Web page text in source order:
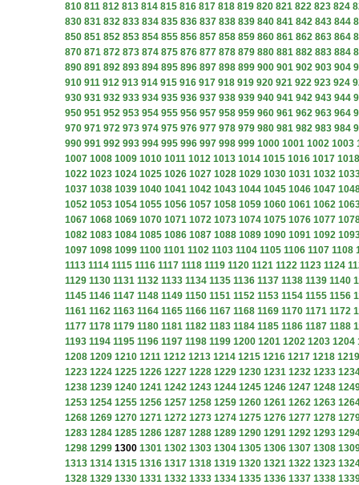
810 811 812 813 814 815 816 817 818 819 820 821 822 823 824
830 831 832 833 834 835 836 837 838 839 840 841 842 843 844
850 851 852 853 854 855 856 857 858 859 860 861 862 863 864
870 871 872 873 874 875 876 877 878 879 880 881 882 883 884
890 891 892 893 894 895 896 897 898 899 900 901 902 903 904
910 911 912 913 914 915 916 917 918 919 920 921 922 923 924
930 931 932 933 934 935 936 937 938 939 940 941 942 943 944
950 951 952 953 954 955 956 957 958 959 960 961 962 963 964
970 971 972 973 974 975 976 977 978 979 980 981 982 983 984
990 991 992 993 994 995 996 997 998 999 1000 1001 1002 1003
1007 1008 1009 1010 1011 1012 1013 1014 1015 1016 1017 1018
1022 1023 1024 1025 1026 1027 1028 1029 1030 1031 1032
1037 1038 1039 1040 1041 1042 1043 1044 1045 1046 1047
1052 1053 1054 1055 1056 1057 1058 1059 1060 1061 1062
1067 1068 1069 1070 1071 1072 1073 1074 1075 1076 1077
1082 1083 1084 1085 1086 1087 1088 1089 1090 1091 1092
1097 1098 1099 1100 1101 1102 1103 1104 1105 1106 1107 1108
1113 1114 1115 1116 1117 1118 1119 1120 1121 1122 1123 1124
1129 1130 1131 1132 1133 1134 1135 1136 1137 1138 1139 1140
1145 1146 1147 1148 1149 1150 1151 1152 1153 1154 1155 1156
1161 1162 1163 1164 1165 1166 1167 1168 1169 1170 1171 1172
1177 1178 1179 1180 1181 1182 1183 1184 1185 1186 1187 1188
1193 1194 1195 1196 1197 1198 1199 1200 1201 1202 1203 1204
1208 1209 1210 1211 1212 1213 1214 1215 1216 1217 1218 1219
1223 1224 1225 1226 1227 1228 1229 1230 1231 1232 1233
1238 1239 1240 1241 1242 1243 1244 1245 1246 1247 1248
1253 1254 1255 1256 1257 1258 1259 1260 1261 1262 1263
1268 1269 1270 1271 1272 1273 1274 1275 1276 1277 1278
1283 1284 1285 1286 1287 1288 1289 1290 1291 1292 1293
1298 1299 1300 1301 1302 1303 1304 1305 1306 1307 1308
1313 1314 1315 1316 1317 1318 1319 1320 1321 1322 1323
1328 1329 1330 1331 1332 1333 1334 1335 1336 1337 1338